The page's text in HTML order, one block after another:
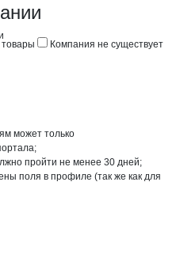
о неточностях
Компания не существует
может только
пройти не менее 30 дней;
поля в профиле (так же как для